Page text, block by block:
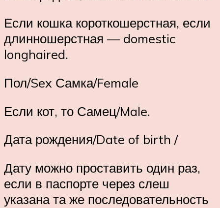
Если кошка короткошерстная, если
длинношерстная — domestic
longhaired.
Пол/Sex Самка/Female
Если кот, то Самец/Male.
Дата рождения/Date of birth /
Дату можно проставить один раз,
если в паспорте через слеш
указана та же последовательность